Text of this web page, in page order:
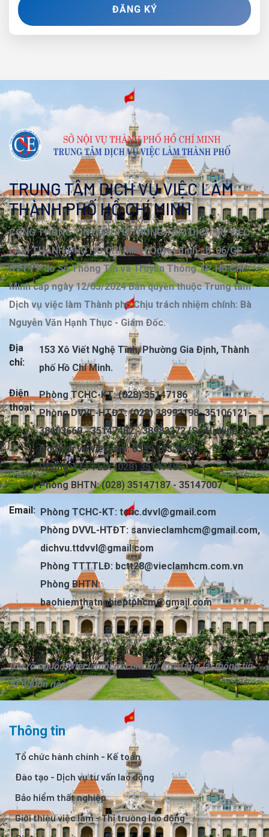
ĐĂNG KÝ
TRUNG TÂM DỊCH VỤ VIỆC LÀM
THÀNH PHỐ HỒ CHÍ MINH
CỔNG THÔNG TIN ĐIỆN TỬ TRUNG TÂM DỊCH VỤ VIỆC
LÀM THÀNH PHỐ HỒ CHÍ MINH Quyết định số: 06/GP-
STTTT do Sở Thông Tin và Truyền Thông TP. Hồ Chí
Minh cấp ngày 12/03/2024 Bản quyền thuộc Trung tâm
Dịch vụ việc làm Thành phố Chịu trách nhiệm chính: Bà
Nguyễn Văn Hạnh Thục - Giám Đốc.
Địa
chỉ:
153 Xô Viết Nghệ Tĩnh, Phường Gia Định, Thành
phố Hồ Chí Minh.
Điện
thoại:
Phòng TCHC-KT: (028) 35147186
Phòng DVVL-HTĐT: (028) 38992198- 35106121-
38403669 - 35147482 - 38982272 (Số Hotline hỗ
trợ Dịch vụ việc làm: 0339 163 968)
Phòng TTTTLĐ: (028) 35147483
Phòng BHTN: (028) 35147187 - 35147007
Email: Phòng TCHC-KT: tchc.dvvl@gmail.com
Phòng DVVL-HTĐT: sanvieclamhcm@gmail.com,
dichvu.ttdvvl@gmail.com
Phòng TTTTLĐ: bctt28@vieclamhcm.com.vn
Phòng BHTN:
baohiemthatnghieptphcm@gmail.com
Ghi rõ nguồn "vieclamhcm.com.vn" khi đăng lại thông tin
từ nguồn này.
Thông tin
Tổ chức hành chính - Kế toán
Đào tạo - Dịch vụ tư vấn lao động
Bảo hiểm thất nghiệp
Giới thiệu việc làm - Thị trường lao động